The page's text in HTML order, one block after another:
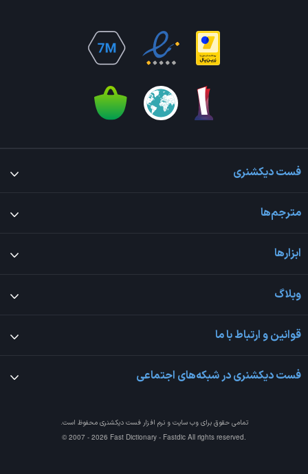
فست دیکشنری
مترجم‌ها
ابزارها
وبلاگ
قوانین و ارتباط با ما
فست دیکشنری در شبکه‌های اجتماعی
تمامی حقوق برای وب سایت و نرم افزارفست دیکشنری محفوظ است.
© 2007 - 2026 Fast Dictionary - Fastdic All rights reserved.